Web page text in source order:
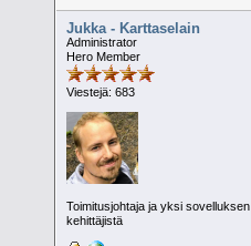
Jukka - Karttaselain
Administrator
Hero Member
Viestejä: 683
Toimitusjohtaja ja yksi sovelluksen
kehittäjistä